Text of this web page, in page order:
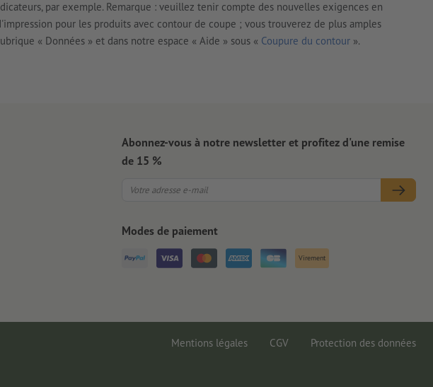
par exemple. Remarque : veuillez tenir compte des nouvelles exigences en
pour les produits avec contour de coupe ; vous trouverez de plus amples
« Données » et dans notre espace « Aide » sous « Coupure du contour ».
Abonnez-vous à notre newsletter et profitez d'une remise
de 15 %
Modes de paiement
Virement
Mentions légales CGV Protection des données